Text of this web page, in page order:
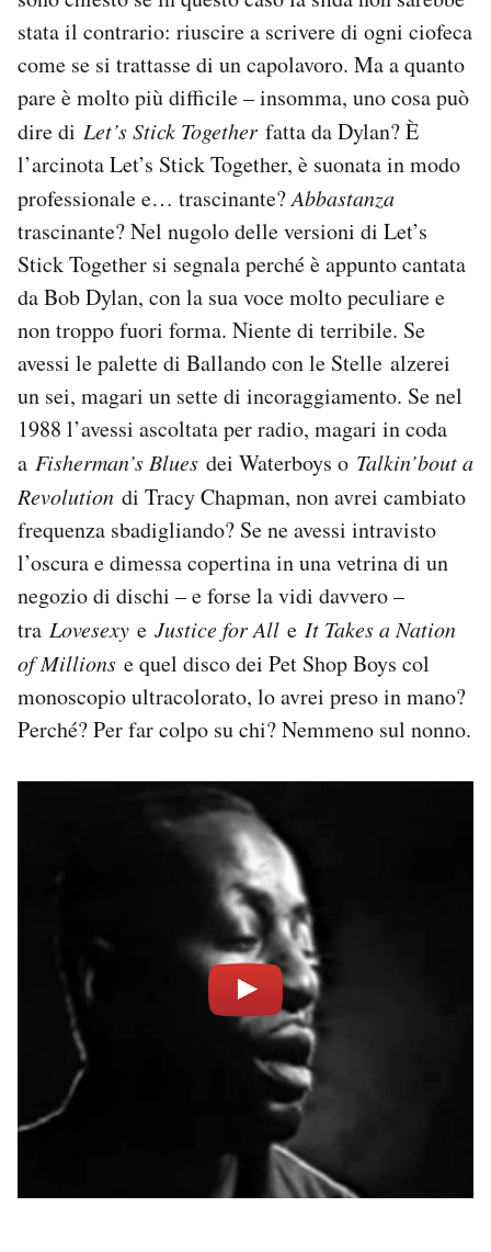
stata il contrario: riuscire a scrivere di ogni ciofeca
come se si trattasse di un capolavoro. Ma a quanto
pare è molto più difficile – insomma, uno cosa può
dire di Let’s Stick Together fatta da Dylan? È
l’arcinota Let’s Stick Together, è suonata in modo
professionale e… trascinante?Abbastanza
trascinante? Nel nugolo delle versioni di Let’s
Stick Together si segnala perché è appunto cantata
da Bob Dylan, con la sua voce molto peculiare e
non troppo fuori forma. Niente di terribile. Se
avessi le palette di Ballando con le Stelle alzerei
un sei, magari un sette di incoraggiamento. Se nel
1988 l’avessi ascoltata per radio, magari in coda
a Fisherman’s Blues dei Waterboys o Talkin’bout a
Revolution di Tracy Chapman, non avrei cambiato
frequenza sbadigliando? Se ne avessi intravisto
l’oscura e dimessa copertina in una vetrina di un
negozio di dischi – e forse la vidi davvero –
tra Lovesexy e Justice for All e It Takes a Nation
of Millions e quel disco dei Pet Shop Boys col
monoscopio ultracolorato, lo avrei preso in mano?
Perché? Per far colpo su chi? Nemmeno sul nonno.